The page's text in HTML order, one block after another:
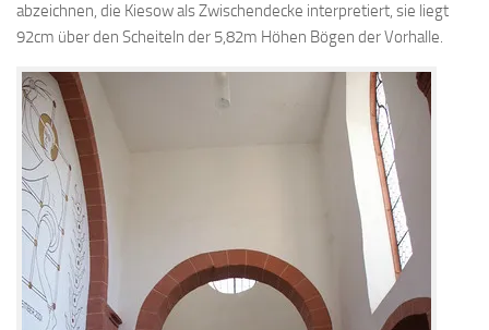
abzeichnen, die Kiesow als Zwischendecke interpretiert, sie liegt
92cm über den Scheiteln der 5,82m Höhen Bögen der Vorhalle.